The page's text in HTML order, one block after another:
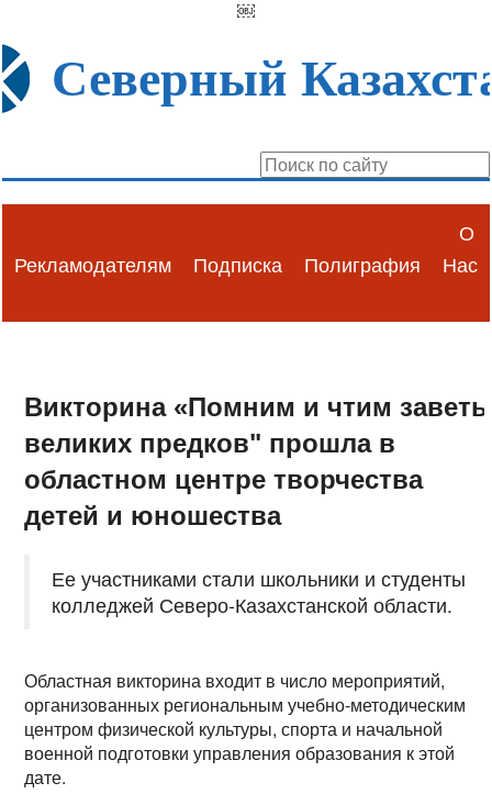
￼
Северный
Рекламодателям Подписка Полиграфия
О
Нас
Викторина «Помним и чтим
великих предков" прошла в
областном центре творчества
детей и юношества
Ее участниками стали школьники и студенты
колледжей Северо-Казахстанской области.
Областная викторина входит в число мероприятий,
организованных региональным учебно-методическим
центром физической культуры, спорта и начальной
военной подготовки управления образования к этой
дате.